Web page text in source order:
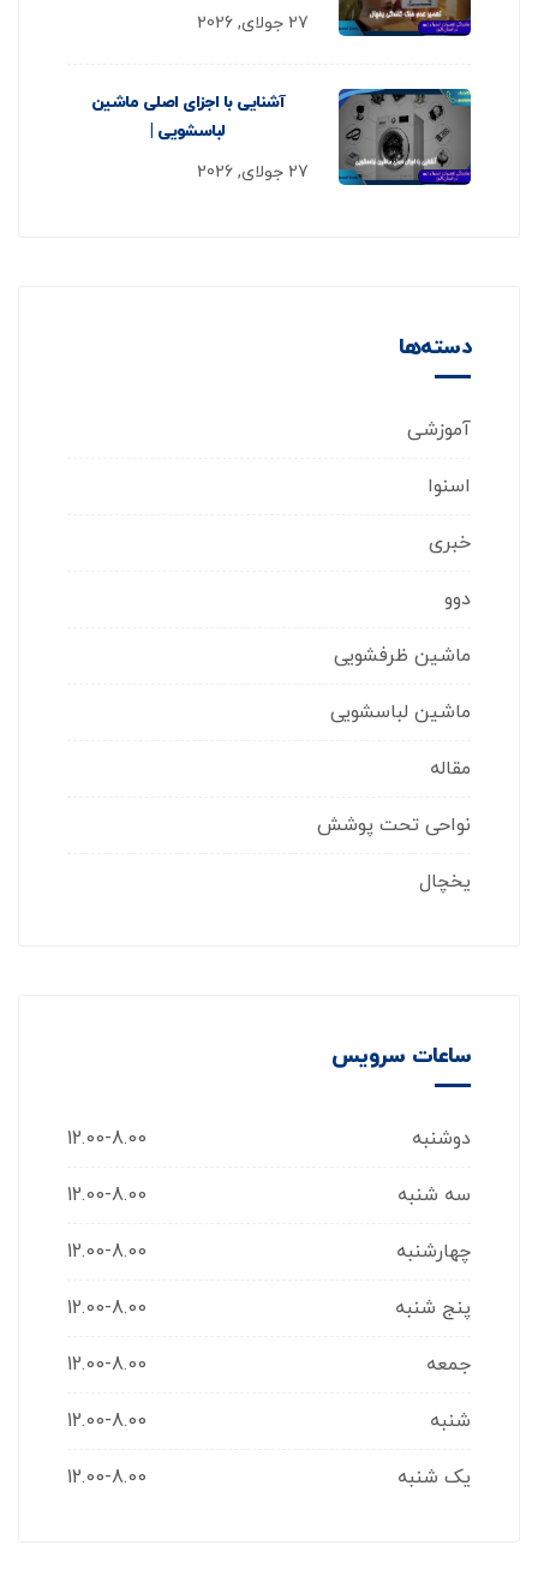
27 جولای, 2026
آشنایی با اجزای اصلی ماشین
لباسشویی |
27 جولای, 2026
دسته‌ها
آموزشی
اسنوا
خبری
دوو
ماشین ظرفشویی
ماشین لباسشویی
مقاله
نواحی تحت پوشش
یخچال
ساعات سرویس
دوشنبه 12.00-8.00
سه شنبه 12.00-8.00
چهارشنبه 12.00-8.00
پنج شنبه 12.00-8.00
جمعه 12.00-8.00
شنبه 12.00-8.00
یک شنبه 12.00-8.00